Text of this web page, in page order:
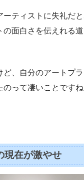
ーティストに失礼だ
の面白さを伝えれる
ど、自分のアートプ
って凄いことですね
現在が激やせ